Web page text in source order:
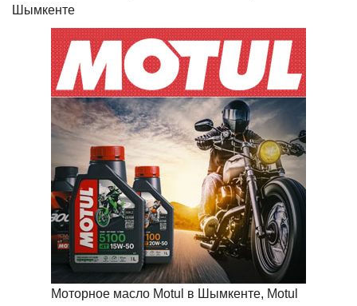
Шымкенте
Моторное масло Motul в Шымкенте, Motul